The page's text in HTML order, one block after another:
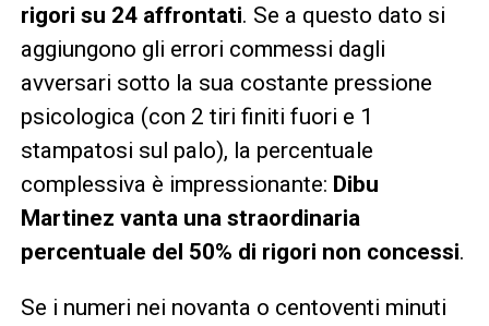
rigori su 24 affrontati. Se a questo dato si
aggiungono gli errori commessi dagli
avversari sotto la sua costante pressione
psicologica (con 2 tiri finiti fuori e 1
stampatosi sul palo), la percentuale
complessiva è impressionante: Dibu
Martinez vanta una straordinaria
percentuale del 50% di rigori non concessi.
Se i numeri nei novanta o centoventi minuti